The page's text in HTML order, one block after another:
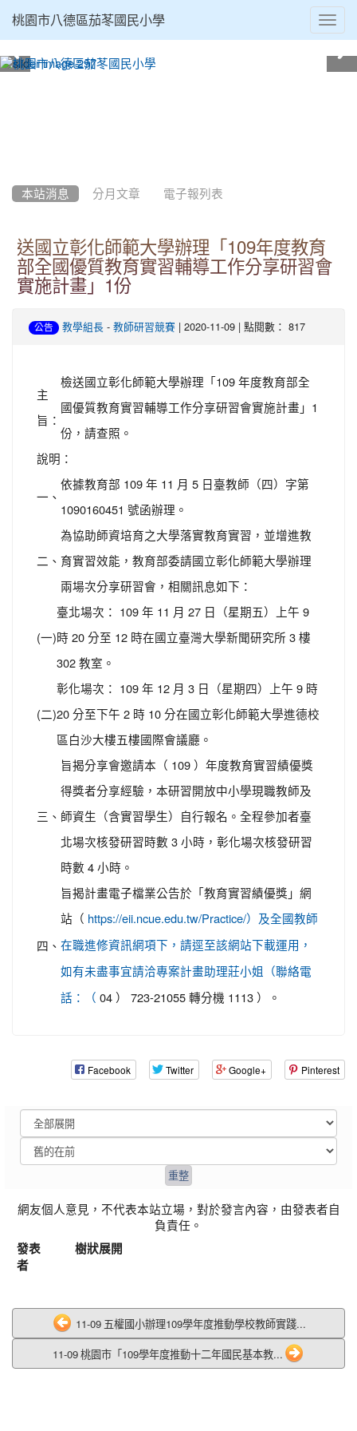
桃園市八德區茄苳國民小學
本站消息 分月文章 電子報列表
送國立彰化師範大學辦理「109年度教育
部全國優質教育實習輔導工作分享研習會
實施計畫」1份
公告 教學組長 - 教師研習競賽 | 2020-11-09 | 點閱數： 817
主
旨：
檢送國立彰化師範大學辦理「109 年度教育部全
國優質教育實習輔導工作分享研習會實施計畫」1
份，請查照。
說明：
一、
依據教育部 109 年 11 月 5 日臺教師（四）字第
1090160451 號函辦理。
二、
為協助師資培育之大學落實教育實習，並增進教
育實習效能，教育部委請國立彰化師範大學辦理
兩場次分享研習會，相關訊息如下：
(一)
臺北場次： 109 年 11 月 27 日（星期五）上午 9
時 20 分至 12 時在國立臺灣大學新聞研究所 3 樓
302 教室。
(二)
彰化場次： 109 年 12 月 3 日（星期四）上午 9 時
20 分至下午 2 時 10 分在國立彰化師範大學進德校
區白沙大樓五樓國際會議廳。
三、
旨揭分享會邀請本（ 109 ）年度教育實習績優獎
得獎者分享經驗，本研習開放中小學現職教師及
師資生（含實習學生）自行報名。全程參加者臺
北場次核發研習時數 3 小時，彰化場次核發研習
時數 4 小時。
四、
旨揭計畫電子檔業公告於「教育實習績優獎」網
站（ https://eii.ncue.edu.tw/Practice/）及全國教師
在職進修資訊網項下，請逕至該網站下載運用，
如有未盡事宜請洽專案計畫助理莊小姐（聯絡電
話：（ 04 ） 723-21055 轉分機 1113 ）。
Facebook Twitter Google+ Pinterest
網友個人意見，不代表本站立場，對於發言內容，由發表者自
負責任。
發表
者
樹狀展開
11-09 五權國小辦理109學年度推動學校教師實踐...
11-09 桃園市「109學年度推動十二年國民基本教...